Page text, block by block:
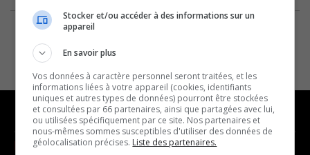
NOUVELLES MUSIQUE
Stocker et/ou accéder à des informations sur un
appareil
En savoir plus
Vos données à caractère personnel seront traitées, et les
informations liées à votre appareil (cookies, identifiants
uniques et autres types de données) pourront être stockées
et consultées par 66 partenaires, ainsi que partagées avec lui,
ou utilisées spécifiquement par ce site. Nos partenaires et
nous-mêmes sommes susceptibles d'utiliser des données de
géolocalisation précises. Liste des partenaires.